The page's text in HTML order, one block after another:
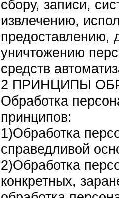
сбору, записи,
извлечению,
предоставлению,
уничтожению
средств
2 ПРИНЦИПЫ
Обработка
принципов:
1)Обработка
справедливой
2)Обработка
конкретных,